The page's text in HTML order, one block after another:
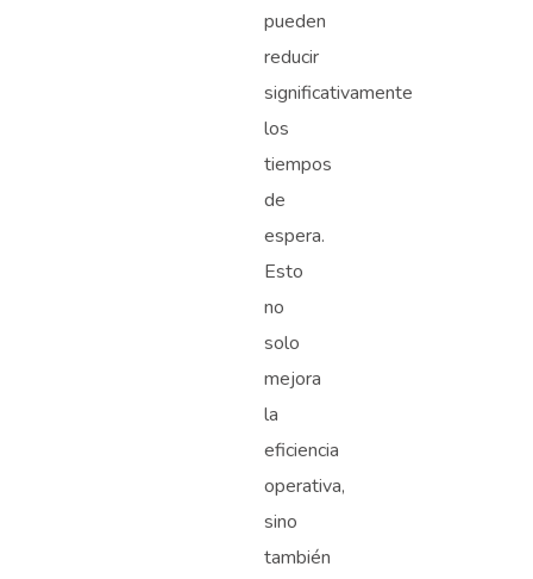
pueden
reducir
significativamente
los
tiempos
de
espera.
Esto
no
solo
mejora
la
eficiencia
operativa,
sino
también